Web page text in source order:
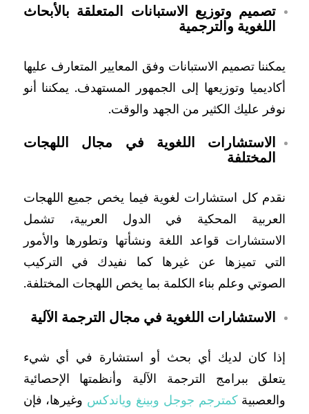
تصميم وتوزيع الاستبانات المتعلقة بالأبحاث
اللغوية والترجمية
يمكننا تصميم الاستبانات وفق المعايير المتعارف عليها
أكاديميا وتوزيعها إلى الجمهور المستهدف. يمكننا أنو
نوفر عليك الكثير من الجهد والوقت.
الاستشارات اللغوية في مجال اللهجات
المختلفة
نقدم كل استشارات لغوية فيما يخص جميع اللهجات
العربية المحكية في الدول العربية، تشمل
الاستشارات قواعد اللغة ونشأتها وتطورها والأمور
التي تميزها عن غيرها كما نفيدك في التركيب
الصوتي وعلم بناء الكلمة بما يخص اللهجات المختلفة.
الاستشارات اللغوية في مجال الترجمة الآلية
إذا كان لديك أي بحث أو استشارة في أي شيء
يتعلق ببرامج الترجمة الآلية وأنظمتها الإحصائية
والعصبيةكمترجم جوجل وبينغ وياندكس وغيرها، فإن